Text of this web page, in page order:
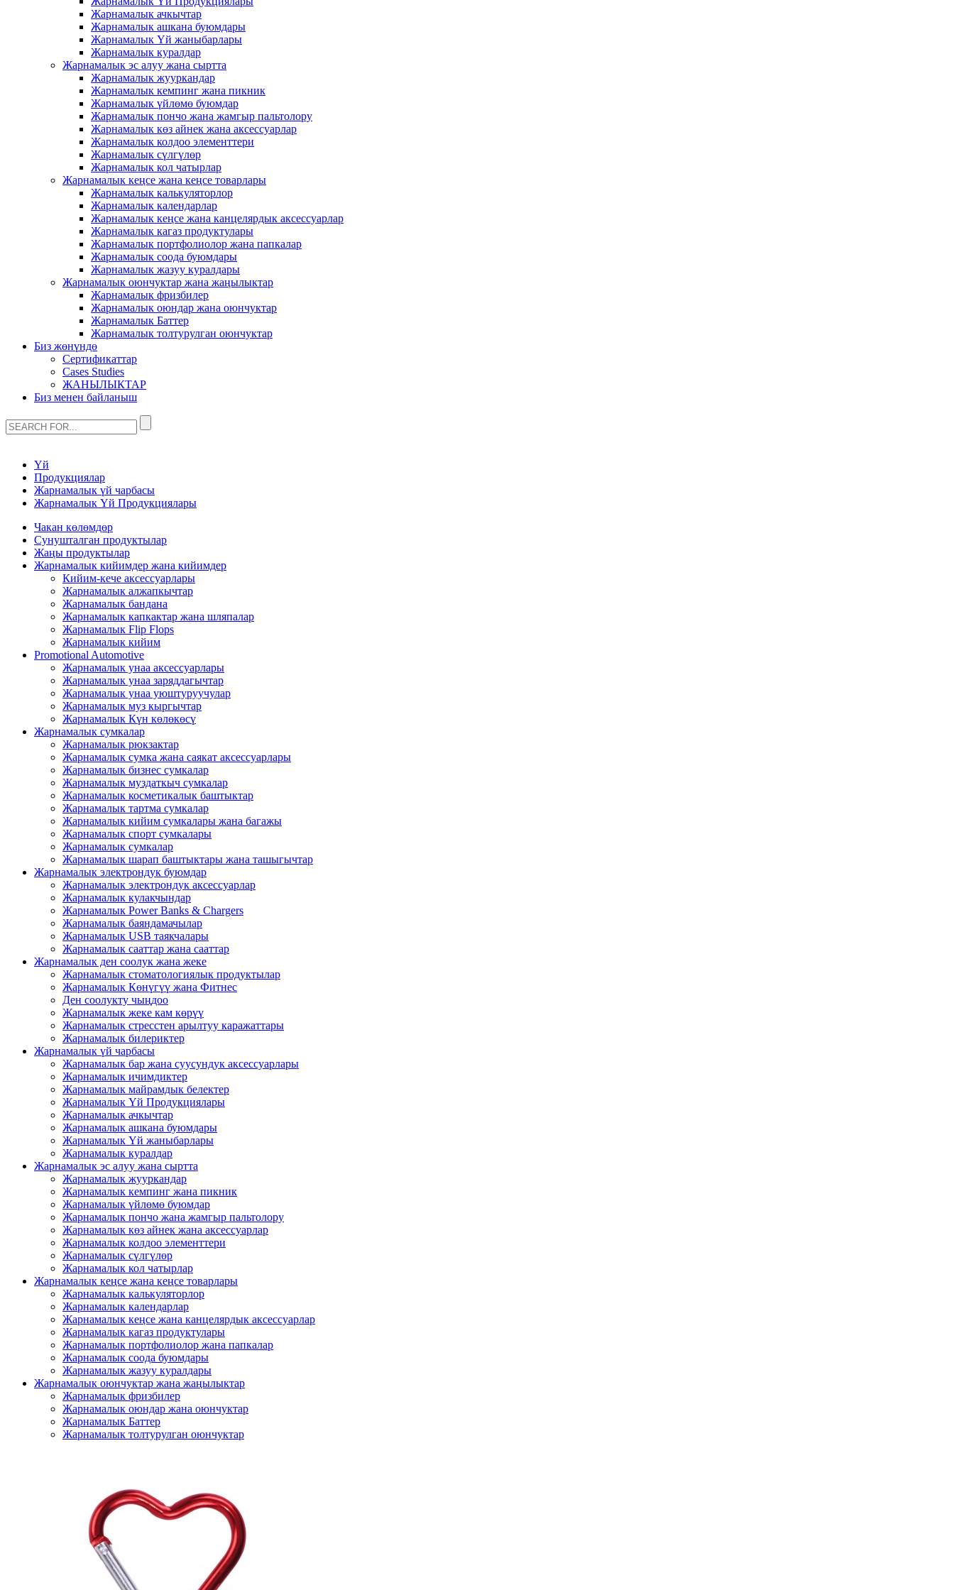
Жарнамалык ачкычтар
Жарнамалык ашкана буюмдары
Жарнамалык Үй жаныбарлары
Жарнамалык куралдар
Жарнамалык эс алуу жана сыртта
Жарнамалык жууркандар
Жарнамалык кемпинг жана пикник
Жарнамалык үйлөмө буюмдар
Жарнамалык пончо жана жамгыр пальтолору
Жарнамалык көз айнек жана аксессуарлар
Жарнамалык колдоо элементтери
Жарнамалык сүлгүлөр
Жарнамалык кол чатырлар
Жарнамалык кеңсе жана кеңсе товарлары
Жарнамалык калькуляторлор
Жарнамалык календарлар
Жарнамалык кеңсе жана канцелярдык аксессуарлар
Жарнамалык кагаз продуктулары
Жарнамалык портфолиолор жана папкалар
Жарнамалык соода буюмдары
Жарнамалык жазуу куралдары
Жарнамалык оюнчуктар жана жаңылыктар
Жарнамалык фризбилер
Жарнамалык оюндар жана оюнчуктар
Жарнамалык Баттер
Жарнамалык толтурулган оюнчуктар
Биз жөнүндө
Сертификаттар
Cases Studies
ЖАНЫЛЫКТАР
Биз менен байланыш
Үй
Продукциялар
Жарнамалык үй чарбасы
Жарнамалык Үй Продукциялары
Чакан көлөмдөр
Сунушталган продуктылар
Жаңы продуктылар
Жарнамалык кийимдер жана кийимдер
Кийим-кече аксессуарлары
Жарнамалык алжапкычтар
Жарнамалык бандана
Жарнамалык капкактар ​​жана шляпалар
Жарнамалык Flip Flops
Жарнамалык кийим
Promotional Automotive
Жарнамалык унаа аксессуарлары
Жарнамалык унаа заряддагычтар
Жарнамалык унаа уюштуруучулар
Жарнамалык муз кыргычтар
Жарнамалык Күн көлөкөсү
Жарнамалык сумкалар
Жарнамалык рюкзактар
Жарнамалык сумка жана саякат аксессуарлары
Жарнамалык бизнес сумкалар
Жарнамалык муздаткыч сумкалар
Жарнамалык косметикалык баштыктар
Жарнамалык тартма сумкалар
Жарнамалык кийим сумкалары жана багажы
Жарнамалык спорт сумкалары
Жарнамалык сумкалар
Жарнамалык шарап баштыктары жана ташыгычтар
Жарнамалык электрондук буюмдар
Жарнамалык электрондук аксессуарлар
Жарнамалык кулакчындар
Жарнамалык Power Banks & Chargers
Жарнамалык баяндамачылар
Жарнамалык USB таякчалары
Жарнамалык сааттар жана сааттар
Жарнамалык ден соолук жана жеке
Жарнамалык стоматологиялык продуктылар
Жарнамалык Көнүгүү жана Фитнес
Ден соолукту чыңдоо
Жарнамалык жеке кам көрүү
Жарнамалык стресстен арылтуу каражаттары
Жарнамалык билериктер
Жарнамалык үй чарбасы
Жарнамалык бар жана суусундук аксессуарлары
Жарнамалык ичимдиктер
Жарнамалык майрамдык белектер
Жарнамалык Үй Продукциялары
Жарнамалык ачкычтар
Жарнамалык ашкана буюмдары
Жарнамалык Үй жаныбарлары
Жарнамалык куралдар
Жарнамалык эс алуу жана сыртта
Жарнамалык жууркандар
Жарнамалык кемпинг жана пикник
Жарнамалык үйлөмө буюмдар
Жарнамалык пончо жана жамгыр пальтолору
Жарнамалык көз айнек жана аксессуарлар
Жарнамалык колдоо элементтери
Жарнамалык сүлгүлөр
Жарнамалык кол чатырлар
Жарнамалык кеңсе жана кеңсе товарлары
Жарнамалык калькуляторлор
Жарнамалык календарлар
Жарнамалык кеңсе жана канцелярдык аксессуарлар
Жарнамалык кагаз продуктулары
Жарнамалык портфолиолор жана папкалар
Жарнамалык соода буюмдары
Жарнамалык жазуу куралдары
Жарнамалык оюнчуктар жана жаңылыктар
Жарнамалык фризбилер
Жарнамалык оюндар жана оюнчуктар
Жарнамалык Баттер
Жарнамалык толтурулган оюнчуктар